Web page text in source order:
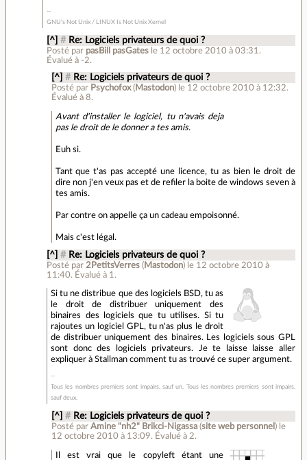
GNU's Not Unix / LINUX Is Not Unix Xernel
[^] # Re: Logiciels privateurs de quoi ?
Posté par pasBill pasGates le 12 octobre 2010 à 03:31 .
Évalué à -2.
[^] # Re: Logiciels privateurs de quoi ?
Posté par Psychofox(Mastodon) le 12 octobre 2010 à 12:32.
Évalué à 8.
Avant d'installer le logiciel, tu n'avais deja
pas le droit de le donner a tes amis.
Euh si.
Tant que t'as pas accepté une licence, tu as bien le droit de
dire non j'en veux pas et de refiler la boite de windows seven à
tes amis.
Par contre on appelle ça un cadeau empoisonné.
Mais c'est légal.
[^] # Re: Logiciels privateurs de quoi ?
Posté par 2PetitsVerres ( Mastodon) le 12 octobre 2010 à
11:40. Évalué à 1 .
Si tu ne distribue que des logiciels BSD, tu as
le droit de distribuer uniquement des
binaires des logiciels que tu utilises. Si tu
rajoutes un logiciel GPL, tu n'as plus le droit
de distribuer uniquement des binaires. Les logiciels sous GPL
sont donc des logiciels privateurs. Je te laisse laisse aller
expliquer à Stallman comment tu as trouvé ce super argument.
Tous les nombres premiers sont impairs, sauf un. Tous les nombres premiers sont impairs,
sauf deux.
[^] # Re: Logiciels privateurs de quoi ?
Posté par Amine "nh2" Brikci-Nigassa(site web personnel ) le
12 octobre 2010 à 13:09. Évalué à 2.
Il est vrai que le copyleft étant une